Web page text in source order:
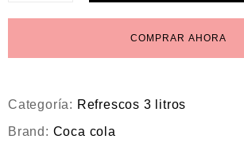
COMPRAR AHORA
Categoría: Refrescos 3 litros
Brand: Coca cola